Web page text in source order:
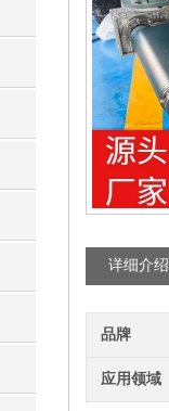
详细介绍
品牌
应用领域